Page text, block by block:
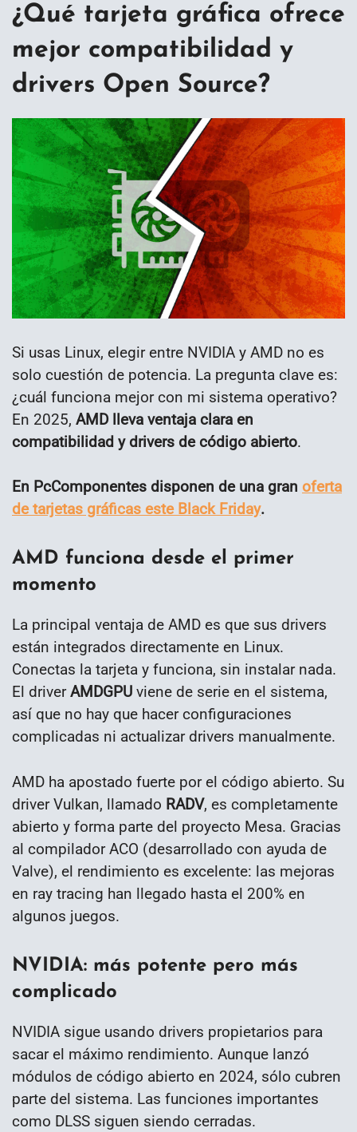
¿Qué tarjeta gráfica ofrece
mejor compatibilidad y
drivers Open Source?
Si usas Linux, elegir entre NVIDIA y AMD no es
solo cuestión de potencia. La pregunta clave es:
¿cuál funciona mejor con mi sistema operativo?
En 2025, AMD lleva ventaja clara en
compatibilidad y drivers de código abierto.
En PcComponentes disponen de una gran oferta
de tarjetas gráficas este Black Friday.
AMD funciona desde el primer
momento
La principal ventaja de AMD es que sus drivers
están integrados directamente en Linux.
Conectas la tarjeta y funciona, sin instalar nada.
El driverAMDGPU viene de serie en el sistema,
así que no hay que hacer configuraciones
complicadas ni actualizar drivers manualmente.
AMD ha apostado fuerte por el código abierto. Su
driver Vulkan, llamado RADV, es completamente
abierto y forma parte del proyecto Mesa. Gracias
al compilador ACO (desarrollado con ayuda de
Valve), el rendimiento es excelente: las mejoras
en ray tracing han llegado hasta el 200% en
algunos juegos.
NVIDIA: más potente pero más
complicado
NVIDIA sigue usando drivers propietarios para
sacar el máximo rendimiento. Aunque lanzó
módulos de código abierto en 2024, sólo cubren
parte del sistema. Las funciones importantes
como DLSS siguen siendo cerradas.